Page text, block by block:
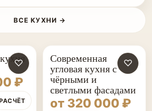
ВСЕ КУХНИ →
♡
₽
♡
Современная
угловая кухня с
чёрными и
светлыми фасадами
от 320 000 ₽